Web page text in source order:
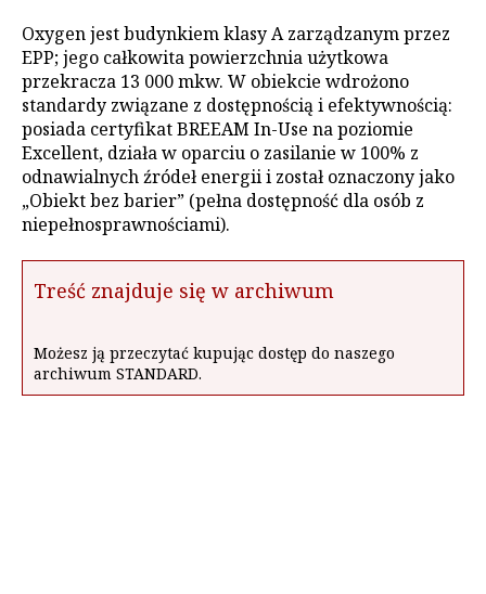
Oxygen jest budynkiem klasy A zarządzanym przez
EPP; jego całkowita powierzchnia użytkowa
przekracza 13 000 mkw. W obiekcie wdrożono
standardy związane z dostępnością i efektywnością:
posiada certyfikat BREEAM In-Use na poziomie
Excellent, działa w oparciu o zasilanie w 100% z
odnawialnych źródeł energii i został oznaczony jako
„Obiekt bez barier” (pełna dostępność dla osób z
niepełnosprawnościami).
Treść znajduje się w archiwum
Możesz ją przeczytać kupując dostęp do naszego
archiwum STANDARD.